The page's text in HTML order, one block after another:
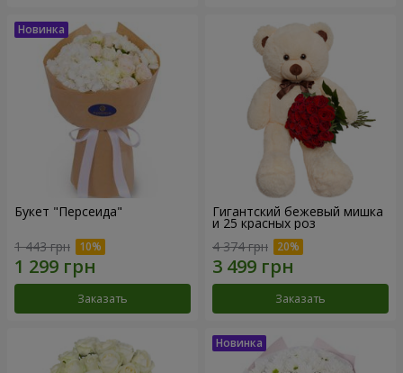
Букет "Персеида"
1 443 грн
Заказать
Гигантский бежевый мишка
и 25 красных роз
4 374 грн
Заказать